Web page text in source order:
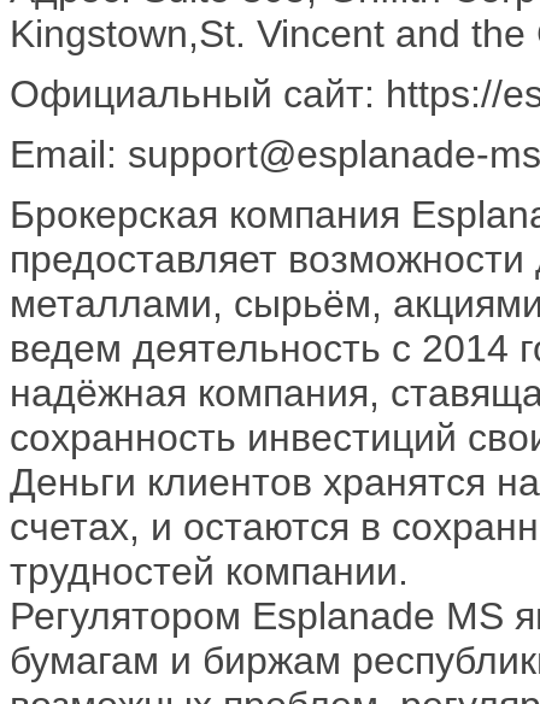
Kingstown,St. Vincent and
Официальный сайт: https://
Email: support@esplanade-
Брокерская компания
предоставляет
металлами, сырьём,
ведем деятельность с 2014
надёжная компания,
сохранность инвестиций
Деньги клиентов хранятся
счетах, и остаются в
трудностей компании.
Регулятором Esplanade MS
бумагам и биржам